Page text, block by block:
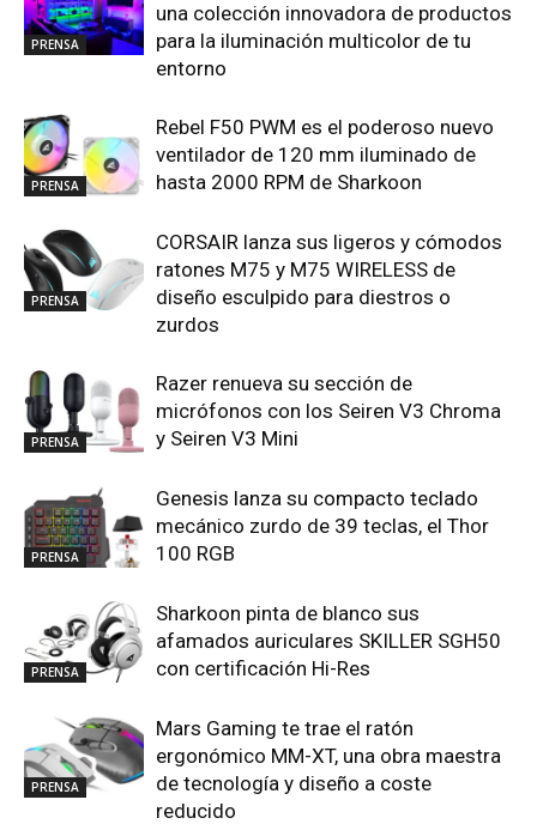
PRENSA
una colección innovadora de productos
para la iluminación multicolor de tu
entorno
PRENSA
Rebel F50 PWM es el poderoso nuevo
ventilador de 120 mm iluminado de
hasta 2000 RPM de Sharkoon
PRENSA
CORSAIR lanza sus ligeros y cómodos
ratones M75 y M75 WIRELESS de
diseño esculpido para diestros o
zurdos
PRENSA
Razer renueva su sección de
micrófonos con los Seiren V3 Chroma
y Seiren V3 Mini
PRENSA
Genesis lanza su compacto teclado
mecánico zurdo de 39 teclas, el Thor
100 RGB
PRENSA
Sharkoon pinta de blanco sus
afamados auriculares SKILLER SGH50
con certificación Hi-Res
PRENSA
Mars Gaming te trae el ratón
ergonómico MM-XT, una obra maestra
de tecnología y diseño a coste
reducido